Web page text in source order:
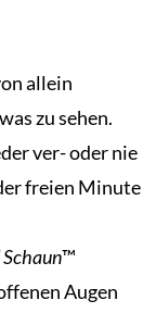
allein
zu sehen.
ver- oder nie
freien Minute
Schaun™
Augen